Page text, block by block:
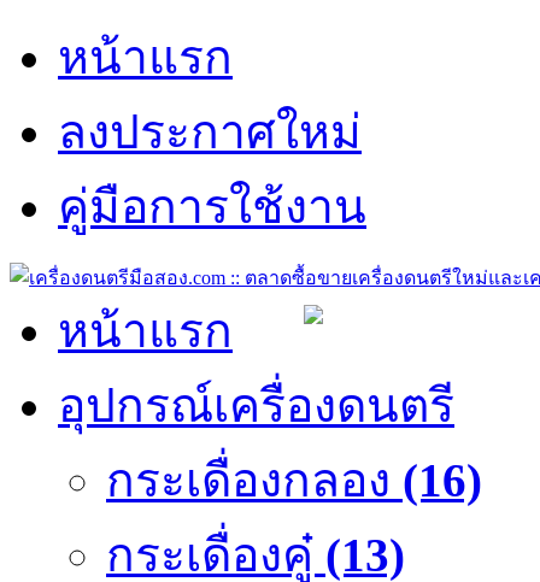
หน้าแรก
ลงประกาศใหม่
คู่มือการใช้งาน
หน้าแรก
อุปกรณ์เครื่องดนตรี
กระเดื่องกลอง (16)
กระเดื่องคู๋ (13)